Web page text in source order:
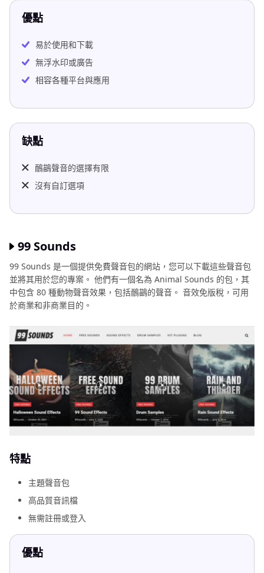
優點
易於使用和下載
無浮水印或廣告
相容各種平台與應用
缺點
鴯鶓聲音的選擇有限
沒有自訂選項
99 Sounds
99 Sounds 是一個提供免費聲音包的網站，您可以下載這些聲音包
並將其用於您的專案。 他們有一個名為 Animal Sounds 的包，其
中包含 80 種動物聲音效果，包括鴯鶓的聲音。 音效免版稅，可用
於商業和非商業目的。
特點
主題聲音包
高品質音訊檔
無需註冊或登入
優點